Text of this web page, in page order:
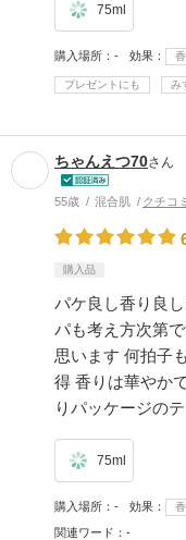
75ml
購入場所 - 効果
プレゼントにも み
ちゃんえつ70さん
55歳 混合肌 クチコ
購入品
パケ良し香り良
パも考え方次第
思います 何拍子
得 香りは華やか
りパッケージの
75ml
購入場所 - 効果
関連ワード -